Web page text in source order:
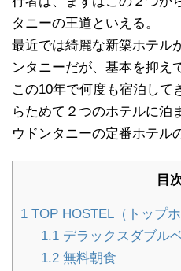
タニーの王道といえる。
最近では綺麗な新築ホテル
ンタニーだが、基本を抑え
この10年で何度も宿泊して
らためて２つのホテルに泊
ウドンタニーの定番ホテル
目
1 TOP HOSTEL（トップホ
1.1デラックスダブル
1.2無料朝食